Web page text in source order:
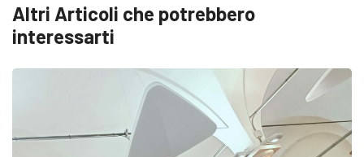
Altri Articoli che potrebbero
interessarti